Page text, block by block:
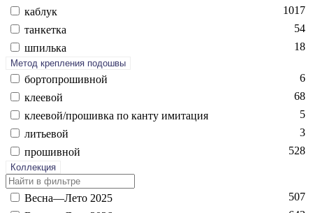
каб­лук
1017
тан­кетка
54
шпиль­ка
18
Метод крепления подошвы
бор­топро­шив­ной
6
кле­евой
68
кле­евой/про­шив­ка по кан­ту ими­тация
5
лить­евой
3
про­шив­ной
528
Коллекция
Вес­на—Ле­то 2025
507